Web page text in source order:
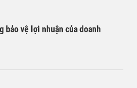
bảo vệ lợi nhuận của doanh